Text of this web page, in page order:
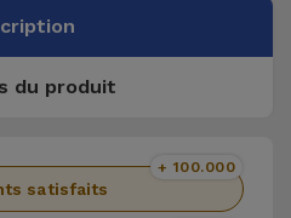
du produit
satisfaits
+ 100.000